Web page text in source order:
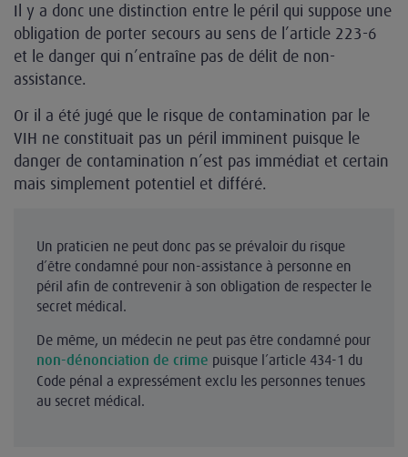
Il y a donc une distinction entre le péril qui suppose une
obligation de porter secours au sens de l’article 223-6
et le danger qui n’entraîne pas de délit de non-
assistance.
Or il a été jugé que le risque de contamination par le
VIH ne constituait pas un péril imminent puisque le
danger de contamination n’est pas immédiat et certain
mais simplement potentiel et différé.
Un praticien ne peut donc pas se prévaloir du risque
d’être condamné pour non-assistance à personne en
péril afin de contrevenir à son obligation de respecter le
secret médical.
De même, un médecin ne peut pas être condamné pour
non-dénonciation de crime puisque l’article 434-1 du
Code pénal a expressément exclu les personnes tenues
au secret médical.